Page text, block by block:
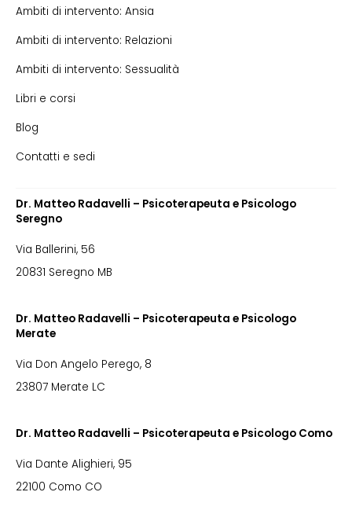
Ambiti di intervento: Ansia
Ambiti di intervento: Relazioni
Ambiti di intervento: Sessualità
Libri e corsi
Blog
Contatti e sedi
Dr. Matteo Radavelli – Psicoterapeuta e Psicologo
Seregno
Via Ballerini, 56
20831 Seregno MB
Dr. Matteo Radavelli – Psicoterapeuta e Psicologo
Merate
Via Don Angelo Perego, 8
23807 Merate LC
Dr. Matteo Radavelli – Psicoterapeuta e Psicologo Como
Via Dante Alighieri, 95
22100 Como CO